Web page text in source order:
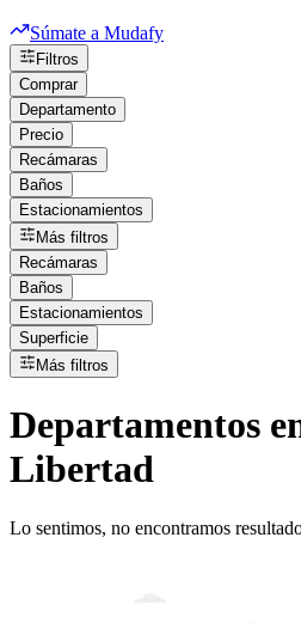
Súmate a Mudafy
Filtros
Comprar
Departamento
Precio
Recámaras
Baños
Estacionamientos
Más filtros
Recámaras
Baños
Estacionamientos
Superficie
Más filtros
Departamentos
Libertad
Lo sentimos, no encontramos